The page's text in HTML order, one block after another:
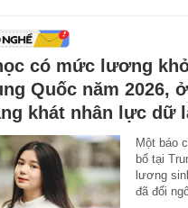
có mức lương
Quốc năm 2026,
khát nhân lực dữ
Một báo
bố tại
lương
đã đổi